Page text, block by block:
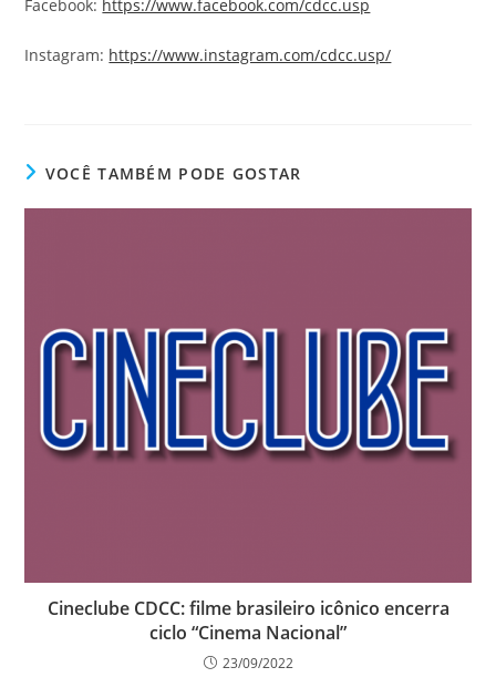
Facebook: https://www.facebook.com/cdcc.usp
Instagram: https://www.instagram.com/cdcc.usp/
VOCÊ TAMBÉM PODE GOSTAR
Cineclube CDCC: filme brasileiro icônico encerra
ciclo “Cinema Nacional”
23/09/2022